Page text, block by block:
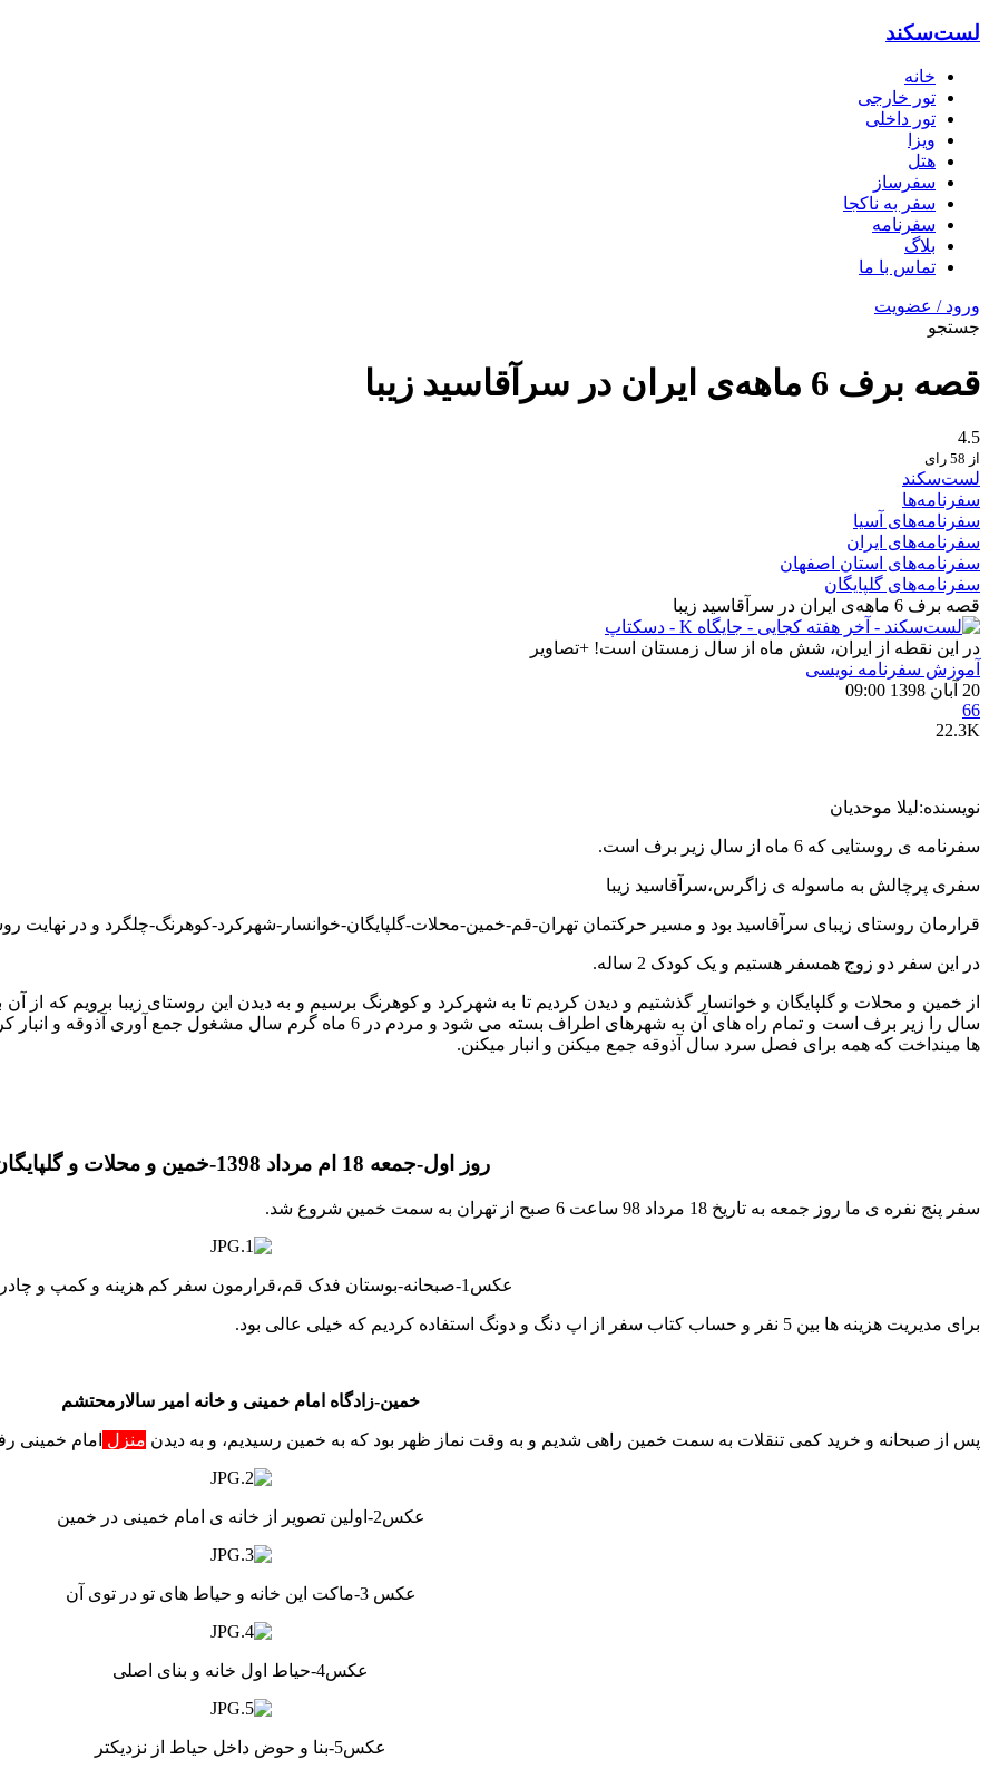
لست‌سکند
خانه
تور خارجی
تور داخلی
ویزا
هتل‌
سفرساز
سفر به ناکجا
سفرنامه
بلاگ
تماس با ما
ورود / عضویت
جستجو
قصه برف 6 ماهه‌ی ایران در سرآقاسید زیبا
4.5
از 58 رای
لست‌سکند
سفرنامه‌ها
سفرنامه‌های آسیا
سفرنامه‌های ایران
سفرنامه‌های استان اصفهان
سفرنامه‌های گلپایگان
قصه برف 6 ماهه‌ی ایران در سرآقاسید زیبا
در این نقطه از ایران، شش ماه از سال زمستان است! +تصاویر
آموزش سفرنامه‌ نویسی
20 آبان 1398 09:00
66
22.3K
نویسنده:لیلا موحدیان
سفرنامه ی روستایی که 6 ماه از سال زیر برف است.
سفری پرچالش به ماسوله ی زاگرس،سرآقاسید زیبا
قرارمان روستای زیبای سرآقاسید بود و مسیر حرکتمان تهران-قم-خمین-محلات-گلپایگان-خوانسار-شهرکرد-کوهرنگ-چلگرد و در نهایت
در این سفر دو زوج همسفر هستیم و یک کودک 2 ساله.
ها مینداخت که همه برای فصل سرد سال آذوقه جمع میکنن و انبار میکنن.
روز اول-جمعه 18 ام مرداد 1398-خمین و محلات و گلپایگان
سفر پنج نفره ی ما روز جمعه به تاریخ 18 مرداد 98 ساعت 6 صبح از تهران به سمت خمین شروع شد.
عکس1-صبحانه-بوستان فدک قم،قرارمون سفر کم هزینه و کمپ و چادر بود!
برای مدیریت هزینه ها بین 5 نفر و حساب کتاب سفر از اپ دنگ و دونگ استفاده کردیم که خیلی عالی بود.
خمین-زادگاه امام خمینی و خانه امیر سالارمحتشم
پس از صبحانه و خرید کمی تنقلات به سمت خمین راهی شدیم و به وقت نماز ظهر بود که به خمین رسیدیم، و به دیدن منزل امام خمینی
عکس2-اولین تصویر از خانه ی امام خمینی در خمین
عکس 3-ماکت این خانه و حیاط های تو در توی آن
عکس4-حیاط اول خانه و بنای اصلی
عکس5-بنا و حوض داخل حیاط از نزدیکتر